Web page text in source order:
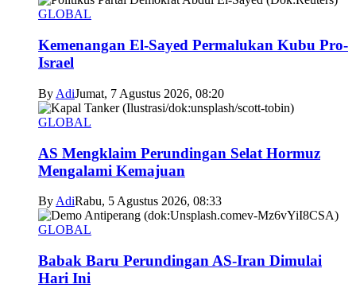
GLOBAL
Kemenangan El-Sayed Permalukan Kubu Pro-
Israel
By AdiJumat, 7 Agustus 2026, 08:20
GLOBAL
AS Mengklaim Perundingan Selat Hormuz
Mengalami Kemajuan
By AdiRabu, 5 Agustus 2026, 08:33
GLOBAL
Babak Baru Perundingan AS-Iran Dimulai
Hari Ini